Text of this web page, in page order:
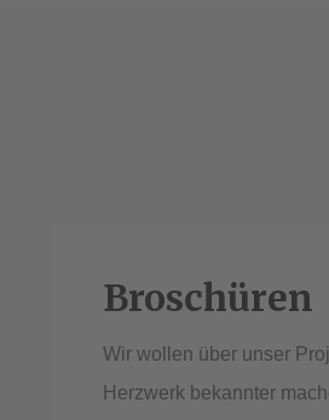
Broschüren
Wir wollen über unser
Herzwerk bekannter